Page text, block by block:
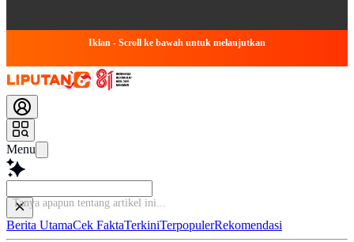
Iklan - Scroll ke bawah untuk melanjutkan
Menu
Tanya apapun t
Berita UtamaCek FaktaTerkiniTerpopulerRekomendasi